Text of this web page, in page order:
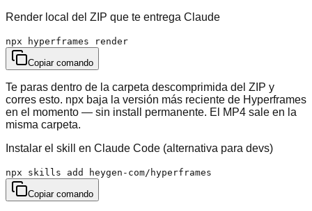
Render local del ZIP que te entrega Claude
npx hyperframes render
Copiar comando
Te paras dentro de la carpeta descomprimida del ZIP y
corres esto. npx baja la versión más reciente de Hyperframes
en el momento — sin install permanente. El MP4 sale en la
misma carpeta.
Instalar el skill en Claude Code (alternativa para devs)
npx skills add heygen-com/hyperframes
Copiar comando